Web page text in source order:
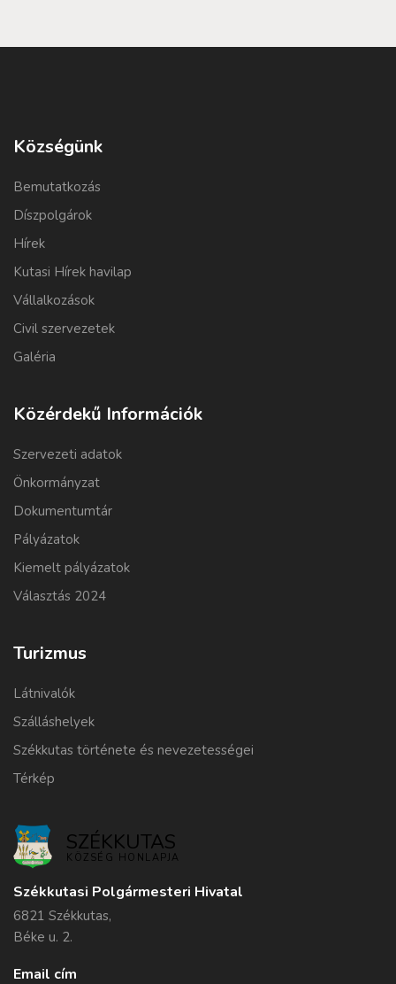
Községünk
Bemutatkozás
Díszpolgárok
Hírek
Kutasi Hírek havilap
Vállalkozások
Civil szervezetek
Galéria
Közérdekű Információk
Szervezeti adatok
Önkormányzat
Dokumentumtár
Pályázatok
Kiemelt pályázatok
Választás 2024
Turizmus
Látnivalók
Szálláshelyek
Székkutas története és nevezetességei
Térkép
SZÉKKUTAS
KÖZSÉG HONLAPJA
Székkutasi Polgármesteri Hivatal
6821 Székkutas,
Béke u. 2.
Email cím